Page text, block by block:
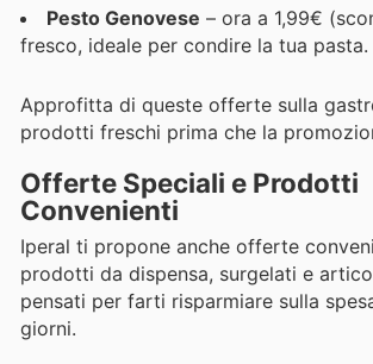
Pesto Genovese – ora a 1,99€
fresco, ideale per condire la tua pasta.
Approfitta di queste offerte sulla
prodotti freschi prima che la
Offerte Speciali e Prodotti
Convenienti
Iperal ti propone anche offerte
prodotti da dispensa, surgelati e
pensati per farti risparmiare sulla
giorni.